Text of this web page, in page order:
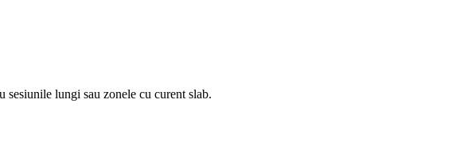
lungi sau zonele cu curent slab.